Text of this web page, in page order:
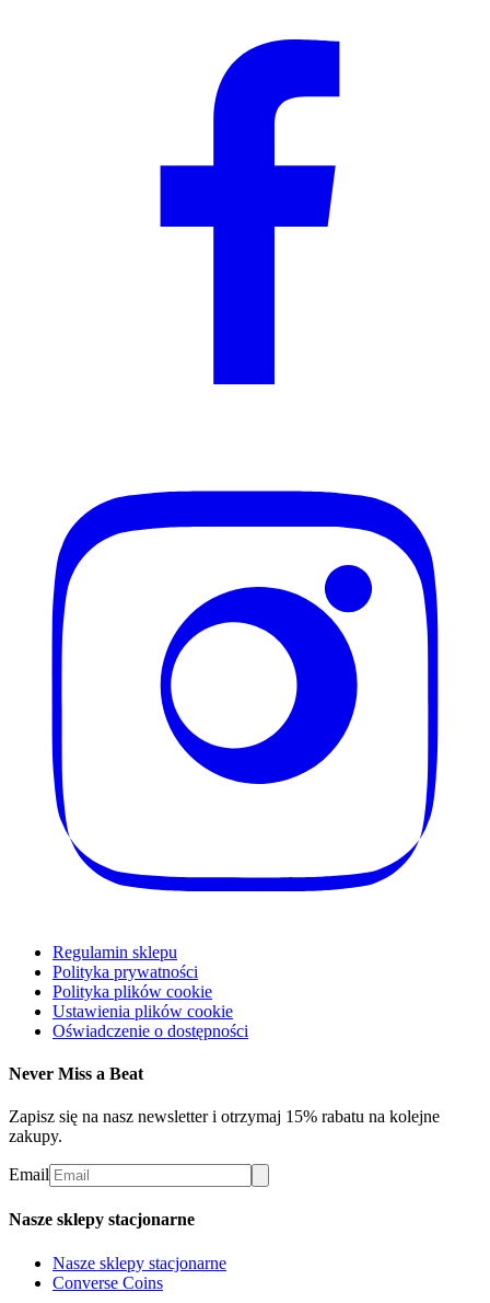
Regulamin sklepu
Polityka prywatności
Polityka plików cookie
Ustawienia plików cookie
Oświadczenie o dostępności
Never Miss a Beat
Zapisz się na nasz newsletter i otrzymaj 15% rabatu na kolejne
zakupy.
Email
Nasze sklepy stacjonarne
Nasze sklepy stacjonarne
Converse Coins